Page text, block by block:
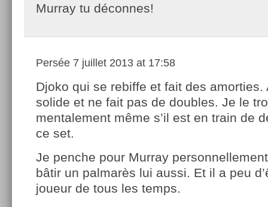
Murray tu déconnes!
Persée 7 juillet 2013 at 17:58
Djoko qui se rebiffe et fait des amorties.
solide et ne fait pas de doubles. Je le
mentalement même s’il est en train de
ce set.
Je penche pour Murray
bâtir un palmarès lui aussi. Et il a peu
joueur de tous les temps.